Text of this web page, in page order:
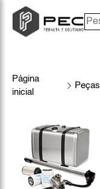
Página
inicial
Peças